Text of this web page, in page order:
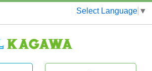
Select Language ▼